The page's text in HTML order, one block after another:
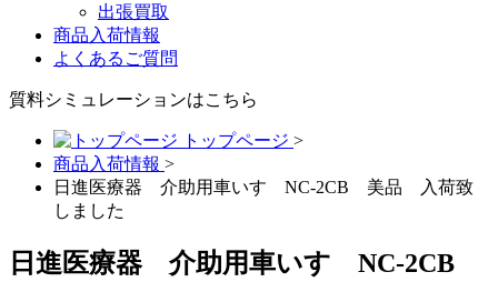
出張買取
商品入荷情報
よくあるご質問
質料シミュレーションはこちら
トップページ >
商品入荷情報 >
日進医療器 介助用車いす NC-2CB 美品 入荷致
しました
日進医療器 介助用車いす NC-2CB